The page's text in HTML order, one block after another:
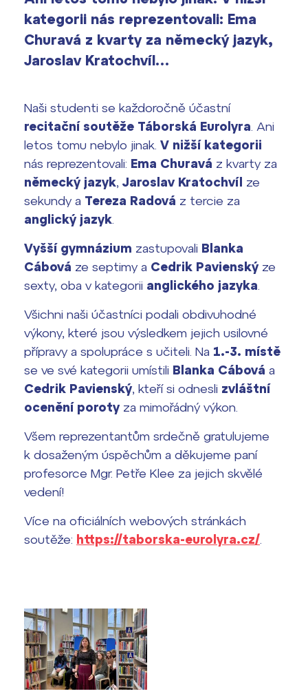
Výsledky 1. kola přijímacího řízení
2026/2027
Maturitní zkoušky
Europass
FOCUSing
Zahraniční stipendia
ČAG studentský
Pomoc! Mám problém!
Termíny maturit
Bakaláři
Office 365
kategorii nás reprezentovali: Ema
Churavá z kvarty za německý jazyk,
Jaroslav Kratochvíl…
Naši studenti se každoročně účastní
recitační soutěže Táborská Eurolyra . Ani
letos tomu nebylo jinak. V nižší kategorii
nás reprezentovali: Ema Churavá z kvarty za
německý jazyk, Jaroslav Kratochvíl ze
sekundy a Tereza Radová z tercie za
anglický jazyk
Vyšší gymnázium zastupovali Blanka
Cábová ze septimy a Cedrik Pavienský ze
sexty, oba v kategorii anglického jazyka
Všichni naši účastníci podali obdivuhodné
výkony, které jsou výsledkem jejich usilovné
přípravy a spolupráce s učiteli. Na 1.-3. místě
se ve své kategorii umístili Blanka Cábová a
Cedrik Pavienský, kteří si odnesli zvláštní
ocenění poroty za mimořádný výkon.
Všem reprezentantům srdečně gratulujeme
k dosaženým úspěchům a děkujeme paní
profesorce Mgr. Petře Klee za jejich skvělé
vedení!
Více na oficiálních webových stránkách
soutěže: https://taborska-eurolyra.cz/